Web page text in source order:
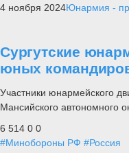
4 ноября 2024Юнармия -
Сургутские
юных
Участники юнармейского
Мансийского автономного
6 514 0 0
#Минобороны РФ #Россия